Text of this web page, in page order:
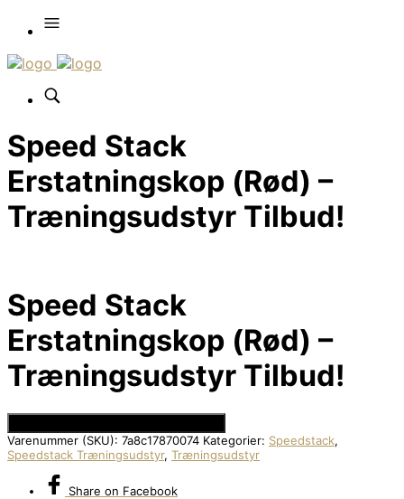
Speed Stack
Erstatningskop (Rød) –
Træningsudstyr Tilbud!
Speed Stack
Erstatningskop (Rød) –
Træningsudstyr Tilbud!
Varenummer (SKU): 7a8c17870074 Kategorier: Speedstack,
Speedstack Træningsudstyr, Træningsudstyr
Share on Facebook